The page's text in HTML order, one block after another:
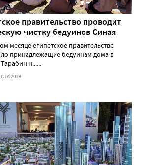
правительство проводит
чистку бедуинов Синая
месяце египетское правительство
принадлежащие бедуинам дома в
н......